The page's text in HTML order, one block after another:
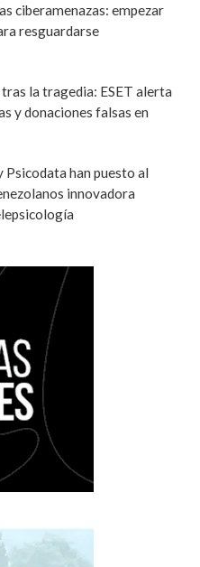
ciberamenazas: empezar
resguardarse
la tragedia: ESET alerta
y donaciones falsas en
Psicodata han puesto al
innovadora